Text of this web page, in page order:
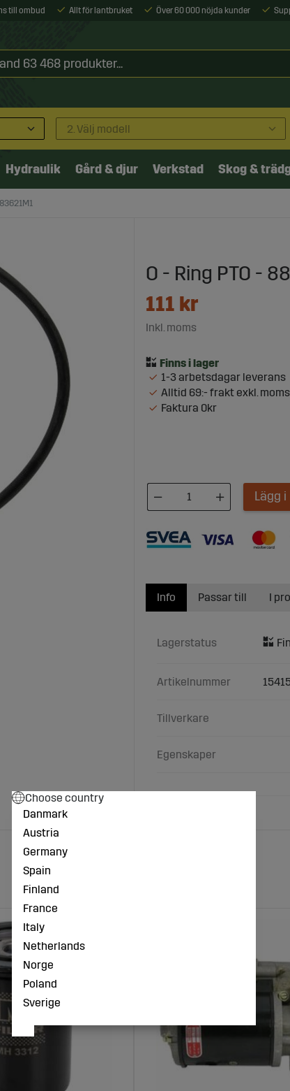
till ombud Allt för lantbruket Över 60 000 nöjda kunder
2. Välj modell
Hydraulik Gård & djur Verkstad Skog &
O - Ring PTO -
111 kr
Inkl. moms
1-3 arbetsdagar leverans
Alltid 69:- frakt exkl. moms
Faktura 0kr
Lägg
Info
Lagerstatus
Artikelnummer
Tillverkare
Egenskaper
Passar till I
Choose country
Danmark
Austria
Germany
Spain
Finland
France
Italy
Netherlands
Norge
Poland
Sverige